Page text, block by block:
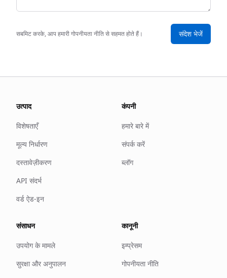
सबमिट करके, आप हमारी गोपनीयता नीति से सहमत होते हैं। संदेश भेजें
उत्पाद
विशेषताएँ
मूल्य निर्धारण
दस्तावेज़ीकरण
API संदर्भ
वर्ड ऐड-इन
कंपनी
हमारे बारे में
संपर्क करें
ब्लॉग
संसाधन
उपयोग के मामले
सुरक्षा और अनुपालन
कानूनी
इम्प्रेसम
गोपनीयता नीति